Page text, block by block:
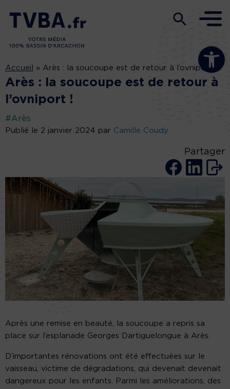
Ouvrir la
Accueil » Arès : la soucoupe est de retour à l’ovniport !
Arès : la soucoupe est de retour à
l’ovniport !
#Arès
Publié le 2 janvier 2024 par Camille Coudy
Partager
Après une remise en beauté, la soucoupe a repris sa
place sur l’esplanade Georges Dartiguelongue à Arès.
D’importantes rénovations ont été effectuées sur le
vaisseau, victime de dégradations, qui devenait devenait
dangereux pour les enfants. Parmi les améliorations, des